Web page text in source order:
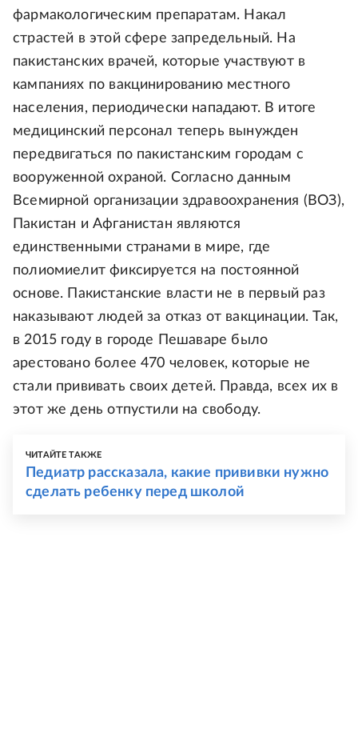
фармакологическим препаратам. Накал
страстей в этой сфере запредельный. На
пакистанских врачей, которые участвуют в
кампаниях по вакцинированию местного
населения, периодически нападают. В итоге
медицинский персонал теперь вынужден
передвигаться по пакистанским городам с
вооруженной охраной. Согласно данным
Всемирной организации здравоохранения (ВОЗ),
Пакистан и Афганистан являются
единственными странами в мире, где
полиомиелит фиксируется на постоянной
основе. Пакистанские власти не в первый раз
наказывают людей за отказ от вакцинации. Так,
в 2015 году в городе Пешаваре было
арестовано более 470 человек, которые не
стали прививать своих детей. Правда, всех их в
этот же день отпустили на свободу.
ЧИТАЙТЕ ТАКЖЕ
Педиатр рассказала, какие прививки нужно
сделать ребенку перед школой